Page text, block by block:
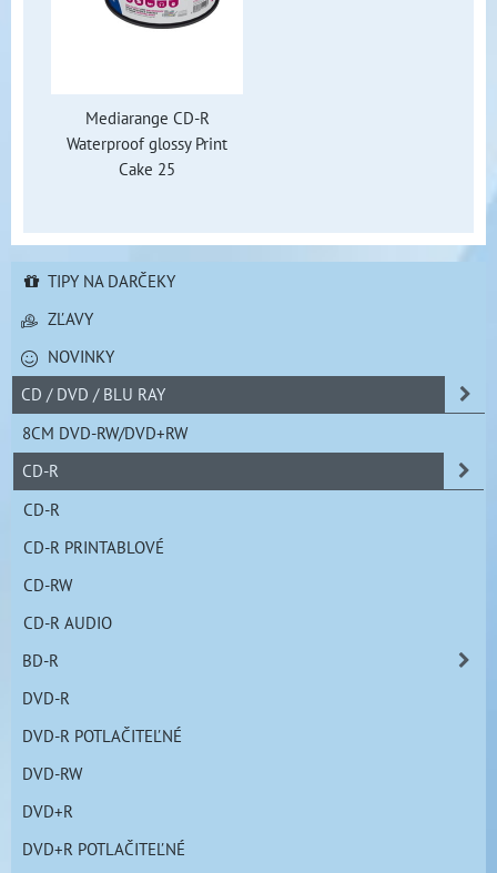
Mediarange CD-R
Waterproof glossy Print
Cake 25
TIPY NA DARČEKY
ZĽAVY
NOVINKY
CD / DVD / BLU RAY
8CM DVD-RW/DVD+RW
CD-R
CD-R
CD-R PRINTABLOVÉ
CD-RW
CD-R AUDIO
BD-R
DVD-R
DVD-R POTLAČITEĽNÉ
DVD-RW
DVD+R
DVD+R POTLAČITEĽNÉ